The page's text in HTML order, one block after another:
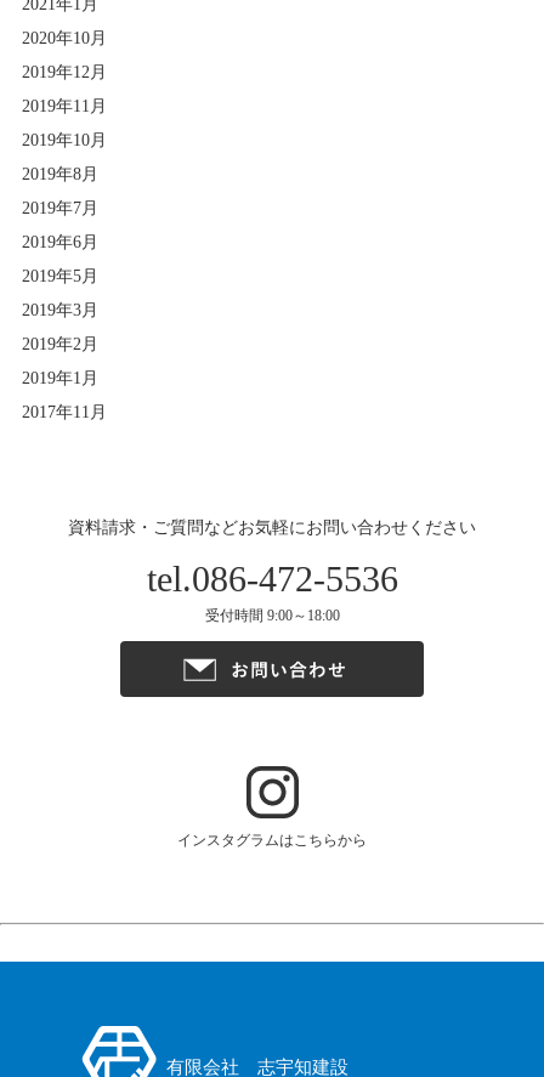
2021年1月
2020年10月
2019年12月
2019年11月
2019年10月
2019年8月
2019年7月
2019年6月
2019年5月
2019年3月
2019年2月
2019年1月
2017年11月
資料請求・ご質問などお気軽にお問い合わせください
tel.086-472-5536
受付時間 9:00～18:00
インスタグラムはこちらから
有限会社 志宇知建設